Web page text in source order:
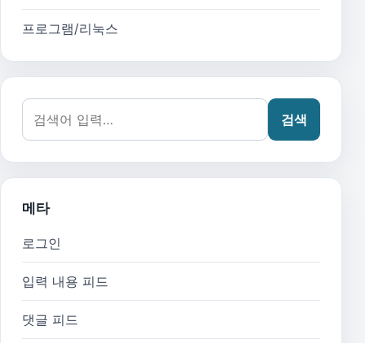
프로그램/리눅스
검색어:
검색
메타
로그인
입력 내용 피드
댓글 피드